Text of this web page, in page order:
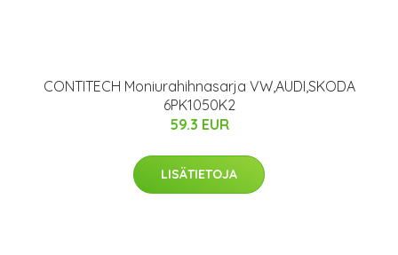
CONTITECH Moniurahihnasarja VW,AUDI,SKODA
6PK1050K2
59.3 EUR
LISÄTIETOJA